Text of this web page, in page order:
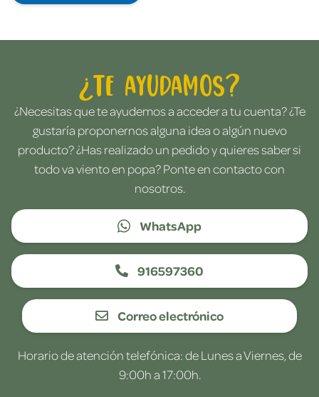
¿Te ayudamos?
¿Necesitas que te ayudemos a acceder a tu cuenta? ¿Te
gustaría proponernos alguna idea o algún nuevo
producto? ¿Has realizado un pedido y quieres saber si
todo va viento en popa? Ponte en contacto con
nosotros.
WhatsApp
916597360
Correo electrónico
Horario de atención telefónica: de Lunes a Viernes, de
9:00h a 17:00h.